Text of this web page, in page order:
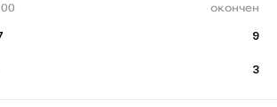
окончен
9
3